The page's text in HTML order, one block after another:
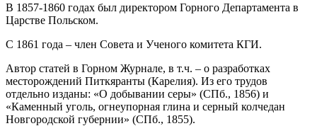
В 1857-1860 годах был директором Горного Департамента в
Царстве Польском.
С 1861 года – член Совета и Ученого комитета КГИ.
Автор статей в Горном Журнале, в т.ч. – о разработках
месторождений Питкяранты (Карелия). Из его трудов
отдельно изданы: «О добывании серы» (СПб., 1856) и
«Каменный уголь, огнеупорная глина и серный колчедан
Новгородской губернии» (СПб., 1855).